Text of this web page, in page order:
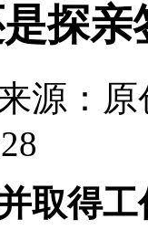
探亲
源：原
取得